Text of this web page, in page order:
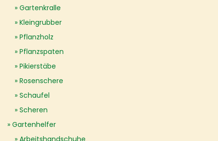
Gartenkralle
Kleingrubber
Pflanzholz
Pflanzspaten
Pikierstäbe
Rosenschere
Schaufel
Scheren
Gartenhelfer
Arbeitshandschuhe